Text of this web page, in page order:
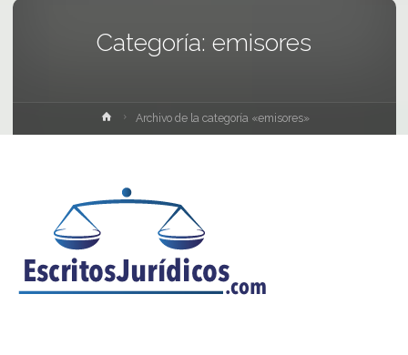
Categoría: emisores
InicioArchivo de la categoría «emisores»